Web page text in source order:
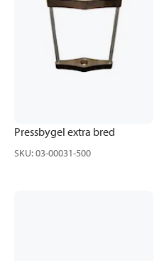
Pressbygel extra bred
SKU:03-00031-500